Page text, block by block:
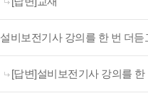
설비보전기사 강의를 한 번 더
[답변]설비보전기사 강의를